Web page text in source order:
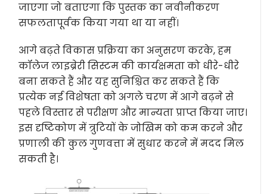
जाएगा जो बताएगा कि पुस्तक का नवीनीकरण
सफलतापूर्वक किया गया था या नहीं।
आगे बढ़ते विकास प्रक्रिया का अनुसरण करके, हम
कॉलेज लाइब्रेरी सिस्टम की कार्यक्षमता को धीरे-धीरे
बना सकते हैं और यह सुनिश्चित कर सकते हैं कि
प्रत्येक नई विशेषता को अगले चरण में आगे बढ़ने से
पहले विस्तार से परीक्षण और मान्यता प्राप्त किया जाए।
इस दृष्टिकोण में त्रुटियों के जोखिम को कम करने और
प्रणाली की कुल गुणवत्ता में सुधार करने में मदद मिल
सकती है।